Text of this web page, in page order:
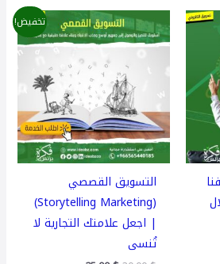
تخفيض!
التسويق القصصي
(Storytelling Marketing)
| اجعل علامتك التجارية لا
تُنسى
السعر
الأصلي
هو:
السعر
الحالي
هو:
25,00 $.